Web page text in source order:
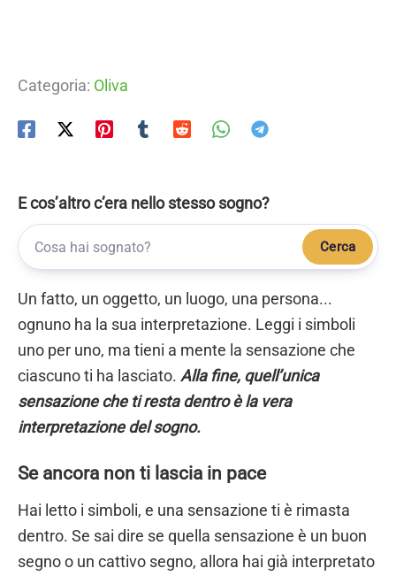
Categoria: Oliva
E cos’altro c’era nello stesso sogno?
Cerca
Un fatto, un oggetto, un luogo, una persona...
ognuno ha la sua interpretazione. Leggi i simboli
uno per uno, ma tieni a mente la sensazione che
ciascuno ti ha lasciato. Alla fine, quell’unica
sensazione che ti resta dentro è la vera
interpretazione del sogno.
Se ancora non ti lascia in pace
Hai letto i simboli, e una sensazione ti è rimasta
dentro. Se sai dire se quella sensazione è un buon
segno o un cattivo segno, allora hai già interpretato